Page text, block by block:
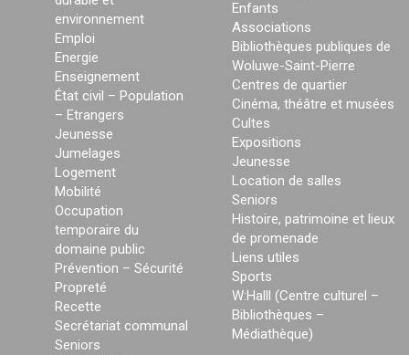
environnement
Emploi
Energie
Enseignement
État civil – Population
– Etrangers
Jeunesse
Jumelages
Logement
Mobilité
Occupation
temporaire du
domaine public
Prévention – Sécurité
Propreté
Recette
Secrétariat communal
Seniors
Enfants
Associations
Bibliothèques publiques de
Woluwe-Saint-Pierre
Centres de quartier
Cinéma, théâtre et musées
Cultes
Expositions
Jeunesse
Location de salles
Seniors
Histoire, patrimoine et lieux
de promenade
Liens utiles
Sports
W:Halll (Centre culturel –
Bibliothèques –
Médiathèque)